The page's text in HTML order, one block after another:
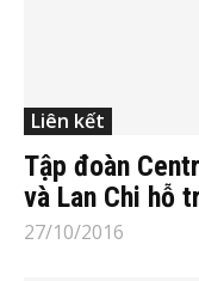
Liên kết
Tập đoàn
và Lan Chi hỗ
27/10/2016